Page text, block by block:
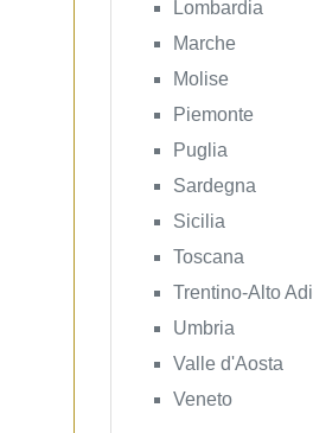
Lombardia
Marche
Molise
Piemonte
Puglia
Sardegna
Sicilia
Toscana
Trentino-Alto
Umbria
Valle d'Aosta
Veneto